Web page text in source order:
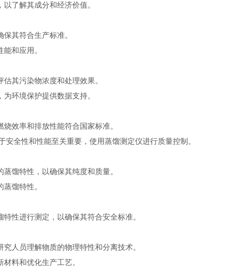
了解其成分和经济价值。
其符合生产标准。
和应用。
其污染物浓度和处理效果。
环境保护提供数据支持。
效率和排放性能符合国家标准。
全性和性能至关重要，使用蒸馏测定仪进行质量控制。
馏特性，以确保其纯度和质量。
馏特性。
性进行测定，以确保其符合安全标准。
人员理解物质的物理特性和分离技术。
料和优化生产工艺。